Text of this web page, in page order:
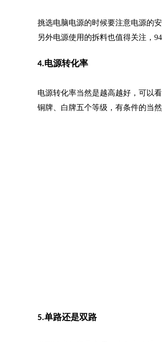
挑选电脑电源的时候要注意电源的
另外电源使用的拆料也值得关注，
4.电源转化率
电源转化率当然是越高越好，可以看
铜牌、白牌五个等级，有条件的当
5.单路还是双路